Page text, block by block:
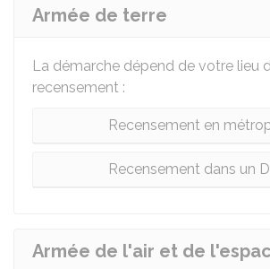
Armée de terre
La démarche dépend de votre lieu
recensement :
Recensement en
Recensement dans un
Armée de l'air et de